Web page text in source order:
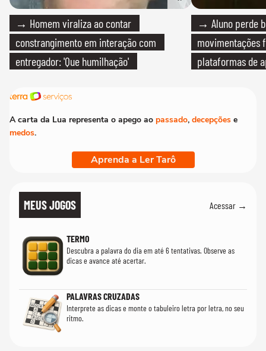
→ Homem viraliza ao contar
constrangimento em interação com
entregador: 'Que humilhação'
→ Aluno perde
movimentações
plataformas de
A carta da Lua representa o apego ao passado, decepções e
medos.
Aprenda a Ler Tarô
MEUS JOGOS Acessar →
TERMO
Descubra a palavra do dia em até 6 tentativas. Observe as
dicas e avance até acertar.
PALAVRAS CRUZADAS
Interprete as dicas e monte o tabuleiro letra por letra, no seu
ritmo.